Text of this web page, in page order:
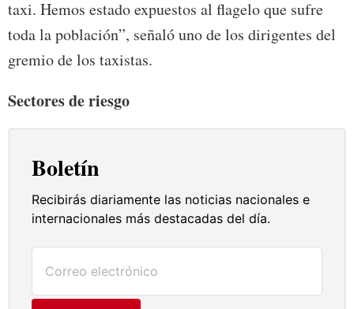
taxi. Hemos estado expuestos al flagelo que sufre
toda la población”, señaló uno de los dirigentes del
gremio de los taxistas.
Sectores de riesgo
Boletín
Recibirás diariamente las noticias nacionales e
internacionales más destacadas del día.